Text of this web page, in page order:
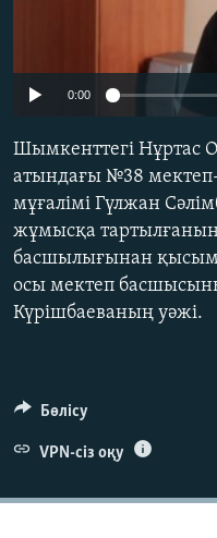
Басқа тілдерде
0:00
Шымкенттегі Нұртас
атындағы №38
мұғалімі Гүлжан
жұмысқа
басшылығынан қысым
осы мектеп
Күрішбаеваның уәжі.
Бөлісу
VPN-сіз оқу